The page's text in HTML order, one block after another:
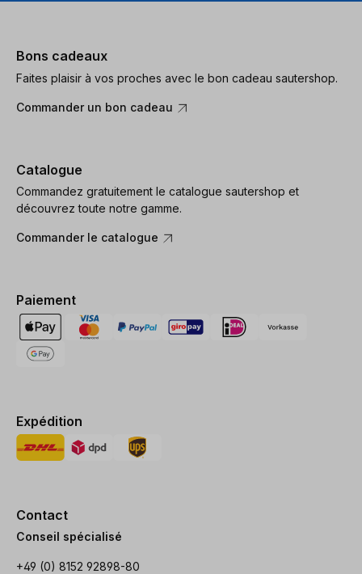
Bons cadeaux
Faites plaisir à vos proches avec le bon cadeau sautershop.
Commander un bon cadeau
Catalogue
Commandez gratuitement le catalogue sautershop et
découvrez toute notre gamme.
Commander le catalogue
Paiement
Expédition
Contact
Conseil spécialisé
+49 (0) 8152 92898-80